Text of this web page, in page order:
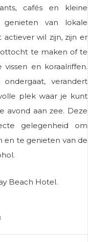
cafés en kleine
van lokale
wil zijn, zijn er
te maken of te
en koraalriffen.
verandert
plek waar je kunt
avond aan zee. Deze
gelegenheid om
en te genieten van de
Beach Hotel.